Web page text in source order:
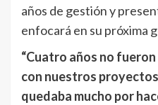
años de gestión y
enfocará en su próxima
“Cuatro años no
con nuestros
quedaba mucho por